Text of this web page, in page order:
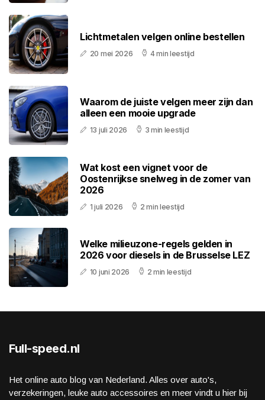
Lichtmetalen velgen online bestellen
20 mei 2026 4 min leestijd
Waarom de juiste velgen meer zijn dan
alleen een mooie upgrade
13 juli 2026 3 min leestijd
Wat kost een vignet voor de
Oostenrijkse snelweg in de zomer van
2026
1 juli 2026 2 min leestijd
Welke milieuzone-regels gelden in
2026 voor diesels in de Brusselse LEZ
10 juni 2026 2 min leestijd
Full-speed.nl
Het online auto blog van Nederland. Alles over auto's,
verzekeringen, leuke auto accessoires en meer vindt u hier bij